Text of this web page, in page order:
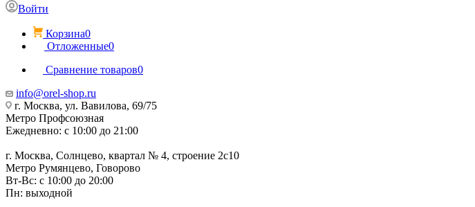
Войти
Корзина0
Отложенные0
Сравнение товаров0
info@orel-shop.ru
г. Москва, ул. Вавилова, 69/75
Метро Профсоюзная
Ежедневно: с 10:00 до 21:00
г. Москва, Солнцево, квартал № 4, строение 2с10
Метро Румянцево, Говорово
Вт-Вс: с 10:00 до 20:00
Пн: выходной